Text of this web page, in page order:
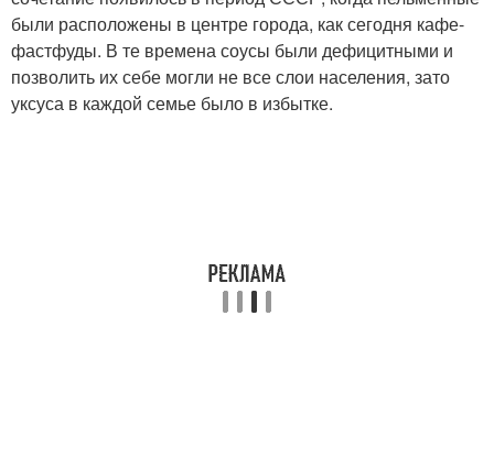
были расположены в центре города, как сегодня кафе-
фастфуды. В те времена соусы были дефицитными и
позволить их себе могли не все слои населения, зато
уксуса в каждой семье было в избытке.